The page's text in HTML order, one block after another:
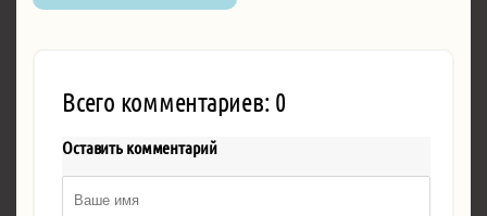
Всего комментариев: 0
Оставить комментарий